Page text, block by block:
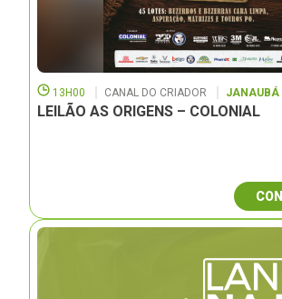
13H00 CANAL DO CRIADOR JANAUBÁ
LEILÃO AS ORIGENS – COLONIAL